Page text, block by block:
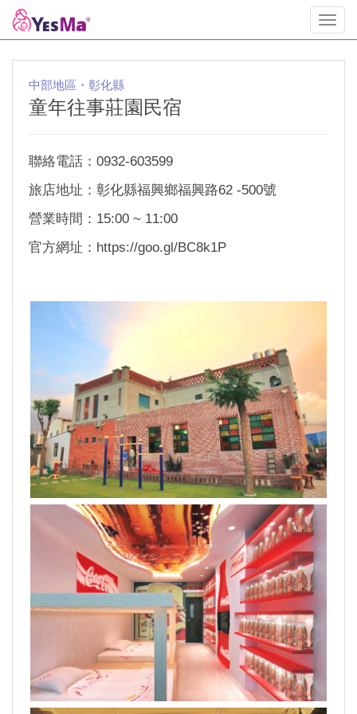
中部地區・彰化縣
童年往事莊園民宿
聯絡電話：0932-603599
旅店地址：彰化縣福興鄉福興路62 -500號
營業時間：15:00 ~ 11:00
官方網址： https://goo.gl/BC8k1P